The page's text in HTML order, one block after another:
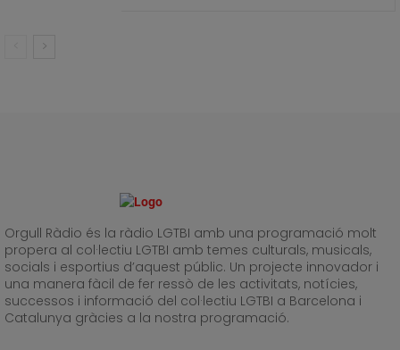
Orgull Ràdio és la ràdio LGTBI amb una programació molt
propera al col·lectiu LGTBI amb temes culturals, musicals,
socials i esportius d’aquest públic. Un projecte innovador i
una manera fàcil de fer ressò de les activitats, notícies,
successos i informació del col·lectiu LGTBI a Barcelona i
Catalunya gràcies a la nostra programació.